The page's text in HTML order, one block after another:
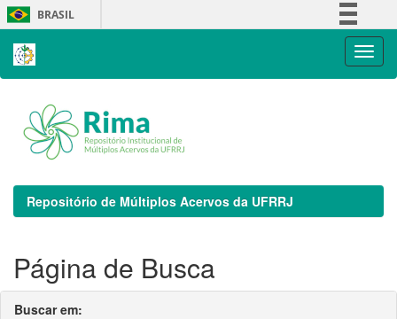
Skip
navigation
BRASIL
Repositório de Múltiplos Acervos da UFRRJ
Página de Busca
Buscar em: